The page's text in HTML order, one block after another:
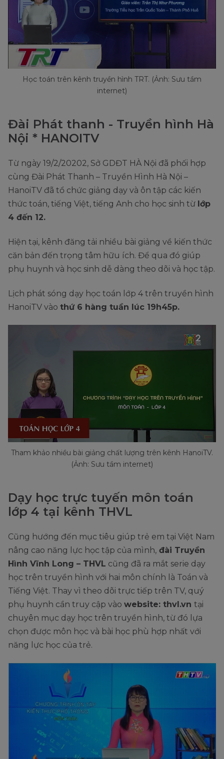
Học toán trên kênh truyền hình TRT. (Ảnh: Sưu tầm
internet)
Đài Phát thanh - Truyền hình Hà
Nội * HANOITV
Từ ngày 19/2/20202, Sở GDĐT HÀ Nội đã phối hợp
cùng Đài Phát Thanh – Truyền Hình Hà Nội –
HanoiTV đã tổ chức giảng dạy và ôn tập các kiến
thức toán, tiếng Việt, tiếng Anh cho học sinh từ lớp
4 đến 12.
Hiện tại, kênh đăng tải nhiều bài giảng về kiến thức
căn bản đến trọng tâm hữu ích. Để qua đó giúp
phụ huynh và học sinh dễ dàng theo dõi và học tập.
Lịch phát sóng dạy học toán lớp 4 trên truyền hình
HanoiTV vào thứ 6 hàng tuần lúc 19h45p.
Tham khảo nhiều bài giảng chất lượng trên kênh HanoiTV.
(Ảnh: Sưu tầm internet)
Dạy học trực tuyến môn toán
lớp 4 tại kênh THVL
Cũng hướng đến mục tiêu giúp trẻ em tại Việt Nam
nâng cao năng lực học tập của mình, đài Truyền
Hình Vĩnh Long – THVL cũng đã ra mắt serie dạy
học trên truyền hình với hai môn chính là Toán và
Tiếng Việt. Thay vì theo dõi trực tiếp trên TV, quý
phụ huynh cần truy cập vào website: thvl.vn tại
chuyên mục dạy học trên truyền hình, từ đó lựa
chọn được môn học và bài học phù hợp nhất với
năng lực học của trẻ.